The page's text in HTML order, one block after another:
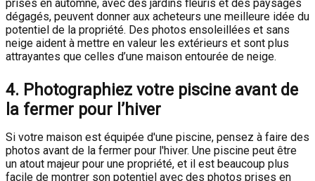
prises en automne, avec des jardins fleuris et des paysages
dégagés, peuvent donner aux acheteurs une meilleure idée du
potentiel de la propriété. Des photos ensoleillées et sans
neige aident à mettre en valeur les extérieurs et sont plus
attrayantes que celles d’une maison entourée de neige.
4. Photographiez votre piscine avant de
la fermer pour l’hiver
Si votre maison est équipée d'une piscine, pensez à faire des
photos avant de la fermer pour l'hiver. Une piscine peut être
un atout majeur pour une propriété, et il est beaucoup plus
facile de montrer son potentiel avec des photos prises en